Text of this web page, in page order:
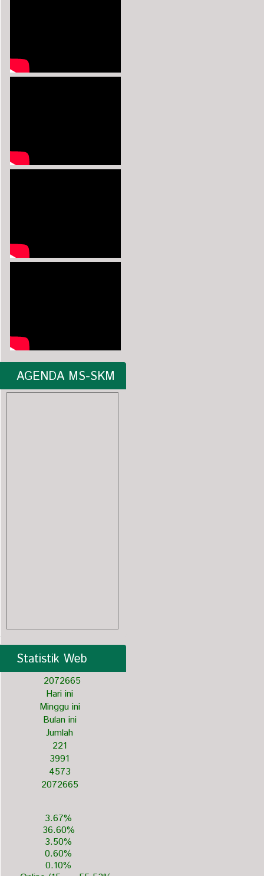
AGENDA MS-SKM
Statistik Web
2072665
Hari ini
Minggu ini
Bulan ini
Jumlah
221
3991
4573
2072665
3.67%
36.60%
3.50%
0.60%
0.10%